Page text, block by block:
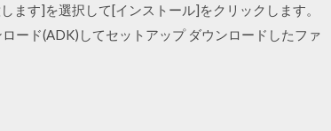
ます]を選択して[インストール]をクリックします。
ード(ADK)してセットアップ ダウンロードしたファ